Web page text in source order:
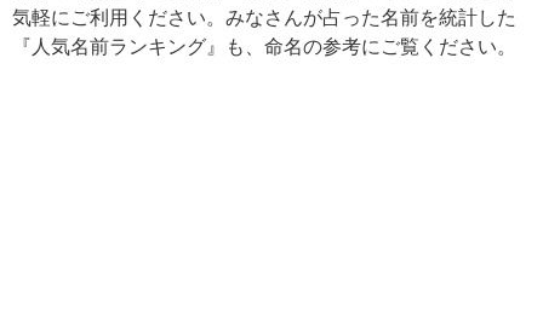
気軽にご利用ください。みなさんが占った名前を統計した
『人気名前ランキング』も、命名の参考にご覧ください。